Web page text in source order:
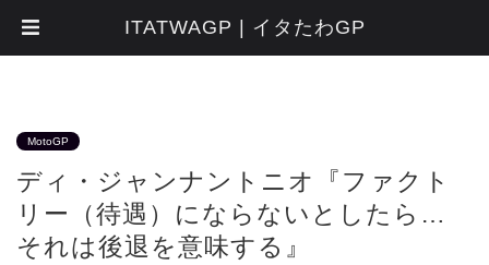
MotoGP
ディ・ジャンナントニオ『ファクト
リー（待遇）にならないとしたら…
それは後退を意味する』
ITATWAGP | イタたわGP